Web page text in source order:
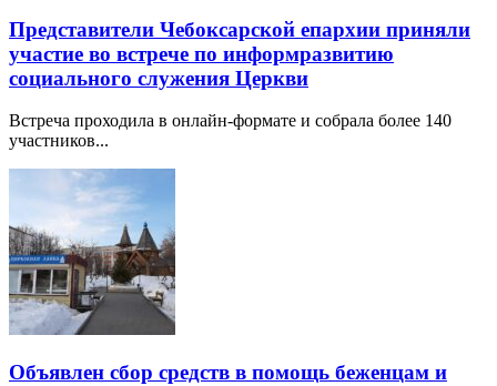
Представители Чебоксарской епархии приняли
участие во встрече по информразвитию
социального служения Церкви
Встреча проходила в онлайн-формате и собрала более 140
участников...
Объявлен сбор средств в помощь беженцам и